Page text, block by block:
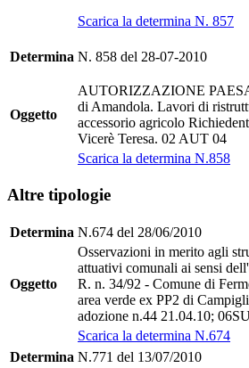
Scarica la determina N. 857
Determina N. 858 del 28-07-2010
Oggetto
AUTORIZZAZIONE
di Amandola. Lavori di
accessorio agricolo
Vicerè Teresa. 02 AUT 04
Scarica la determina N.858
Altre tipologie
Determina N.674 del 28/06/2010
Oggetto
Osservazioni in merito agli
attuativi comunali ai sensi
R. n. 34/92 - Comune di
area verde ex PP2 di
adozione n.44 21.04.10;
Scarica la determina N.674
Determina N.771 del 13/07/2010